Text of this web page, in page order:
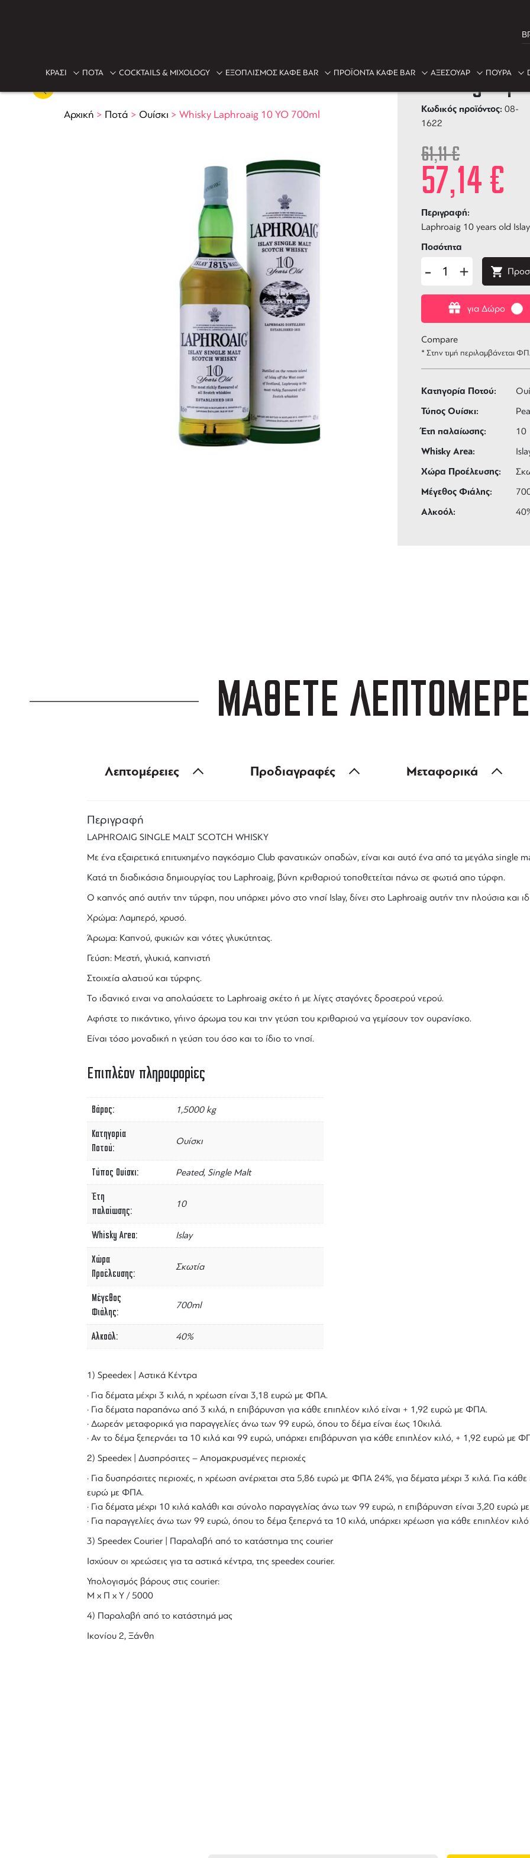
ΚΡΑΣΙ ΠΟΤΑ COCKTAILS & MIXOLOGY ΕΞΟΠΛΙΣΜΟΣ ΚΑΦΕ BAR ΠΡΟΪΟΝΤΑ ΚΑΦΕ BAR ΑΞΕΣΟΥΑΡ ΠΟΥΡΑ
Αρχική > Ποτά > Ουίσκι > Whisky Laphroaig 10 YO 700ml
Whisky
Κωδικός προϊόντος:08-
1622
61,11€
57,14€
Περιγραφή:
Laphroaig 10 years old
για Δώρο
Ποσότητα
- +
Compare
* Στην τιμή περιλαμβάνεται
Κατηγορία Ποτού:
Τύπος Ουίσκι:
Έτη παλαίωσης: 10
Whisky Area:
Χώρα Προέλευσης:
Μέγεθος Φιάλης:
Αλκοόλ:
ΜΑΘΕΤΕ
Λεπτομέρειες Προδιαγραφές Μεταφορικά
Περιγραφή
LAPHROAIG SINGLE MALT SCOTCH WHISKY
Με ένα εξαιρετικά επιτυχημένο παγκόσμιο Club φανατικών οπαδών, είναι και αυτό ένα από τα μεγάλα single
Κατά τη διαδικάσια δημιουργίας του Laphroaig, βύνη κριθαριού τοποθετείται πάνω σε φωτιά απο τύρφη.
Ο καπνός από αυτήν την τύρφη, που υπάρχει μόνο στο νησί Islay, δίνει στο Laphroaig αυτήν την πλούσια και
Χρώμα: Λαμπερό, χρυσό.
Άρωμα: Καπνού, φυκιών και νότες γλυκύτητας.
Γεύση: Μεστή, γλυκιά, καπνιστή
Στοιχεία αλατιού και τύρφης.
Το ιδανικό ειναι να απολαύσετε το Laphroaig σκέτο ή με λίγες σταγόνες δροσερού νερού.
Αφήστε το πικάντικο, γήινο άρωμα του και την γεύση του κριθαριού να γεμίσουν τον ουρανίσκο.
Είναι τόσο μοναδική η γεύση του όσο και το ίδιο το νησί.
Επιπλέον πληροφορίες
Βάρος 1,5000 kg
Κατηγορία
Ποτού
Ουίσκι
Τύπος Ουίσκι Peated, Single Malt
Έτη
παλαίωσης
10
Whisky Area Islay
Χώρα
Προέλευσης
Σκωτία
Μέγεθος
Φιάλης
700ml
Αλκοόλ 40%
1) Speedex | Αστικά Κέντρα
· Για δέματα μέχρι 3 κιλά, η χρέωση είναι 3,18 ευρώ με ΦΠΑ.
· Για δέματα παραπάνω από 3 κιλά, η επιβάρυνση για κάθε επιπλέον κιλό είναι + 1,92 ευρώ με ΦΠΑ.
· Δωρεάν μεταφορικά για παραγγελίες άνω των 99 ευρώ, όπου το δέμα είναι έως 10κιλά.
· Αν το δέμα ξεπερνάει τα 10 κιλά και 99 ευρώ, υπάρχει επιβάρυνση για κάθε επιπλέον κιλό, + 1,92 ευρώ με
2) Speedex | Δυσπρόσιτες – Απομακρυσμένες περιοχές
· Για δυσπρόσιτες περιοχές, η χρέωση ανέρχεται στα 5,86 ευρώ με ΦΠΑ 24%, για δέματα μέχρι 3 κιλά. Για
ευρώ με ΦΠΑ.
· Για δέματα μέχρι 10 κιλά καλάθι και σύνολο παραγγελίας άνω των 99 ευρώ, η επιβάρυνση είναι 3,20 ευρώ
· Για παραγγελίες άνω των 99 ευρώ, όπου το δέμα ξεπερνά τα 10 κιλά, υπάρχει χρέωση για κάθε επιπλέον
3) Speedex Courier | Παραλαβή από το κατάστημα της courier
Ισχύουν οι χρεώσεις για τα αστικά κέντρα, της speedex courier.
Υπολογισμός βάρους στις courier:
Μ x Π x Y / 5000
4) Παραλαβή από το κατάστημά μας
Ικονίου 2, Ξάνθη